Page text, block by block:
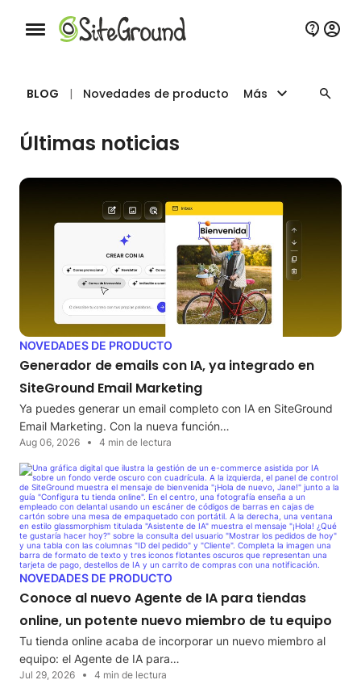
Botón de navegación móvil
BLOG | Novedades de producto Más
Últimas noticias
NOVEDADES DE PRODUCTO
Generador de emails con IA, ya integrado en
SiteGround Email Marketing
Ya puedes generar un email completo con IA en SiteGround
Email Marketing. Con la nueva función…
Aug 06, 2026 4 min de lectura
NOVEDADES DE PRODUCTO
Conoce al nuevo Agente de IA para tiendas
online, un potente nuevo miembro de tu equipo
Tu tienda online acaba de incorporar un nuevo miembro al
equipo: el Agente de IA para…
Jul 29, 2026 4 min de lectura